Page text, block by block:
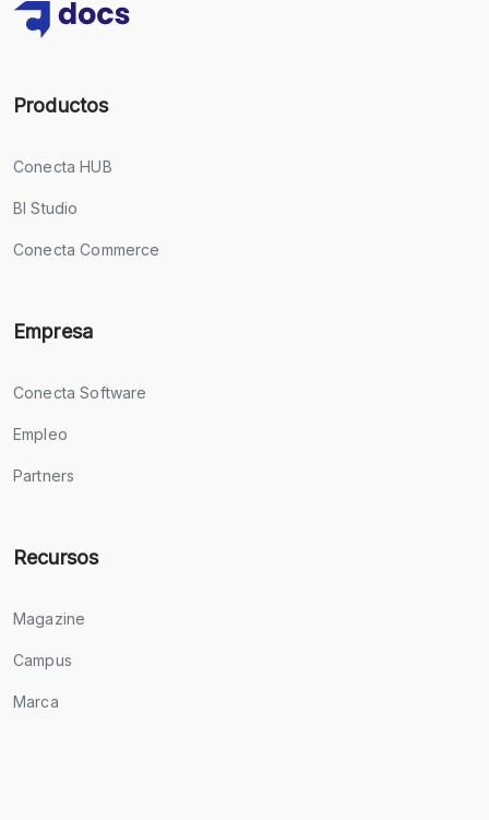
Productos
Conecta HUB
BI Studio
Conecta Commerce
Empresa
Conecta Software
Empleo
Partners
Recursos
Magazine
Campus
Marca